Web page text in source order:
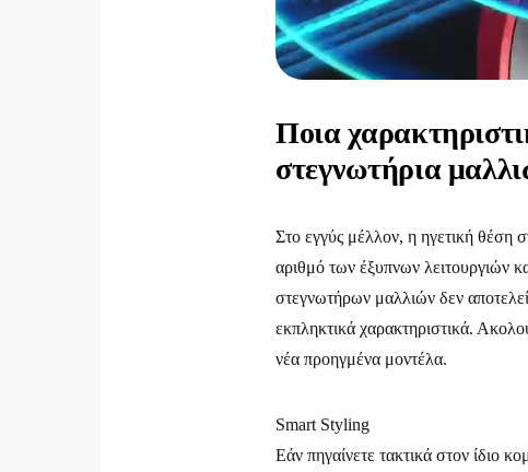
Ποια
στεγνωτήρια
Στο εγγύς μέλλον, η ηγετική θέση
αριθμό των έξυπνων λειτουργιών
στεγνωτήρων μαλλιών δεν
εκπληκτικά χαρακτηριστικά.
νέα προηγμένα μοντέλα.
Smart Styling
Εάν πηγαίνετε τακτικά στον ίδιο